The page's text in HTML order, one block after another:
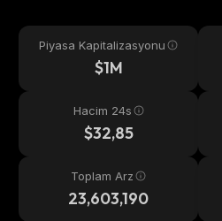
Piyasa Kapitalizasyonu
$1M
Hacim 24s
$32,85
Toplam Arz
23,603,190